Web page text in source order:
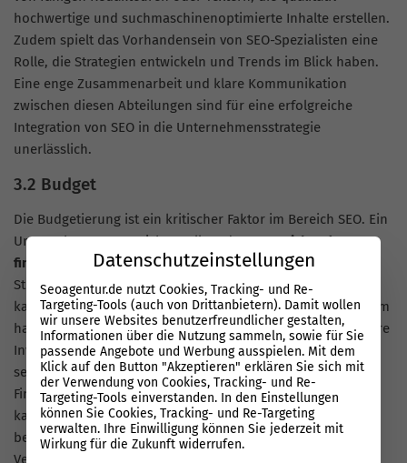
hochwertige und suchmaschinenoptimierte Inhalte erstellen.
Zudem spielt das Vorhandensein von SEO-Spezialisten eine
Rolle, die Strategien entwickeln und Trends im Blick haben.
Eine enge Zusammenarbeit und klare Kommunikation
zwischen diesen Abteilungen sind für eine erfolgreiche
Integration von SEO in die Unternehmensstrategie
unerlässlich.
3.2 Budget
Die Budgetierung ist ein kritischer Faktor im Bereich SEO. Ein
Unternehmen muss sicherstellen, dassausreichend
finanzielle Mittelbereitgestellt werden, um effektive SEO-
Strategien umzusetzen. Ein zu knapp bemessenes Budget
kann schnell seine Wirkung verlieren, insbesondere in einem
hart umkämpften Markt, wo der Wettbewerb deutlich höhere
Investitionen in SEO tätigt. In solchen Szenarien können
selbst gut geplante SEO-Maßnahmen ohne ausreichende
Finanzierung wirkungslos bleiben. Besonders frustrierend
kann es sein, wenn trotz der Bemühungen nur das
bestehende Niveau gehalten wird, ohne signifikante
Verbesserungen im Ranking oder bei der Sichtbarkeit zu
Datenschutzeinstellungen
Seoagentur.de nutzt Cookies, Tracking- und Re-
Targeting-Tools (auch von Drittanbietern). Damit wollen
wir unsere Websites benutzerfreundlicher gestalten,
Informationen über die Nutzung sammeln, sowie für Sie
passende Angebote und Werbung ausspielen. Mit dem
Klick auf den Button "Akzeptieren" erklären Sie sich mit
der Verwendung von Cookies, Tracking- und Re-
Targeting-Tools einverstanden. In den Einstellungen
können Sie Cookies, Tracking- und Re-Targeting
verwalten. Ihre Einwilligung können Sie jederzeit mit
Wirkung für die Zukunft widerrufen.